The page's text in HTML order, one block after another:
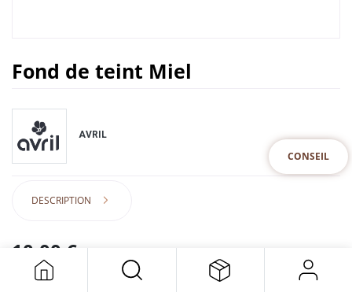
CONSEIL
Fond de teint Miel
AVRIL
DESCRIPTION
10,00 €